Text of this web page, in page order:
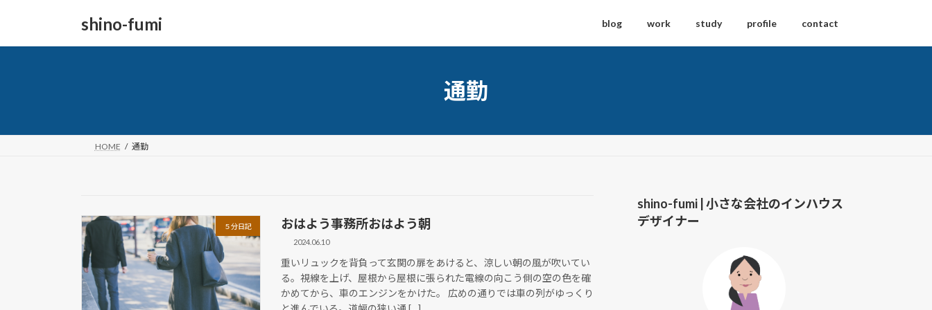
shino-fumi blog work study profile contact
通勤
HOME 通勤
５分日記 おはよう事務所おはよう朝
2024.06.10
重いリュックを背負って玄関の扉をあけると、涼しい朝の風が吹いてい
る。視線を上げ、屋根から屋根に張られた電線の向こう側の空の色を確
かめてから、車のエンジンをかけた。 広めの通りでは車の列がゆっくり
shino-fumi | 小さな会社のインハウス
デザイナー